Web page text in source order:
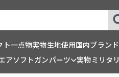
ト一点物実物生地使用国内ブランド
アソフトガンパーツ 実物ミリタ